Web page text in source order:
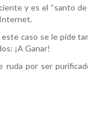
y es el “santo de
caso se le pide
¡A Ganar!
ruda por ser